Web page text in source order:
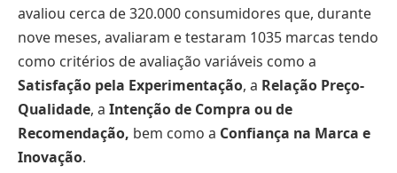
avaliou cerca de 320.000 consumidores que, durante
nove meses, avaliaram e testaram 1035 marcas tendo
como critérios de avaliação variáveis como a
Satisfação pela Experimentação, a Relação Preço-
Qualidade, a Intenção de Compra ou de
Recomendação, bem como a Confiança na Marca e
Inovação.